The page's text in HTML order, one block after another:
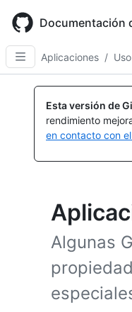
main
content
Documentación
Aplicaciones /
Esta versión de
rendimiento
en contacto con
Algunas